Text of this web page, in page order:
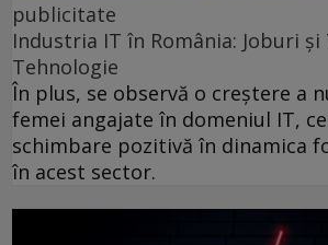
publicitate
Industria IT în România: Joburi
Tehnologie
În plus, se observă o creștere a
femei angajate în domeniul IT,
schimbare pozitivă în dinamica
în acest sector.